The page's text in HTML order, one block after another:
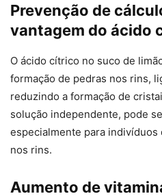
Prevenção de
vantagem do ácido
O ácido cítrico no suco de
formação de pedras nos rins,
reduzindo a formação de
solução independente, pode
especialmente para indivíduos
nos rins.
Aumento de